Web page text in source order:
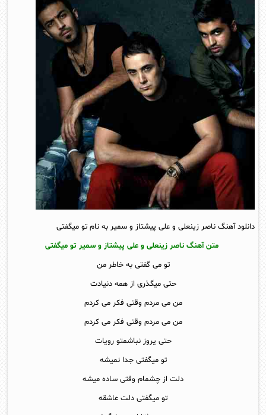
دانلود آهنگ ناصر زینعلی و علی پیشتاز و سمیر به نام تو میگفتی
متن آهنگ ناصر زینعلی و علی پیشتاز و سمیر تو میگفتی
تو می گفتی به خاطر من
حتی میگذری از همه دنیادت
من می مردم وقتی فکر می کردم
من می مردم وقتی فکر می کردم
حتی یروز نباشمتو رویات
تو میگفتی جدا نمیشه
دلت از چشمام وقتی ساده میشه
تو میگفتی دلت عاشقه